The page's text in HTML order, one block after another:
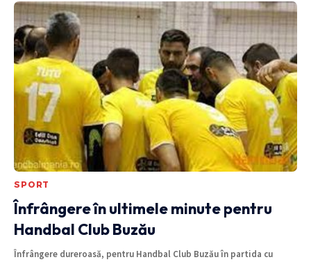
SPORT
Înfrângere în ultimele minute pentru
Handbal Club Buzău
Înfrângere dureroasă, pentru Handbal Club Buzău în partida cu